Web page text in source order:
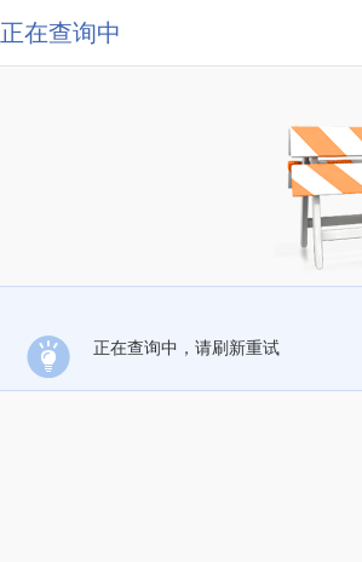
正在查询中
正在查询中，请刷新重试